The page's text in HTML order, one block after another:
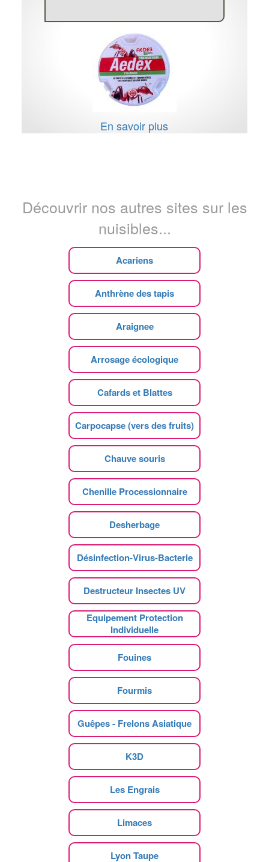
En savoir plus
Découvrir nos autres sites sur les
nuisibles...
Acariens
Anthrène des tapis
Araignee
Arrosage écologique
Cafards et Blattes
Carpocapse (vers des fruits)
Chauve souris
Chenille Processionnaire
Desherbage
Désinfection-Virus-Bacterie
Destructeur Insectes UV
Equipement Protection
Individuelle
Fouines
Fourmis
Guêpes - Frelons Asiatique
K3D
Les Engrais
Limaces
Lyon Taupe